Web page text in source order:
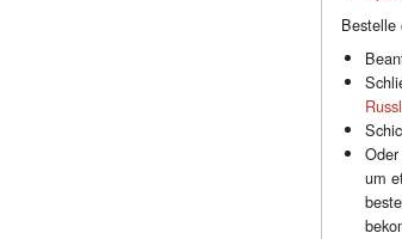
Bestelle
um